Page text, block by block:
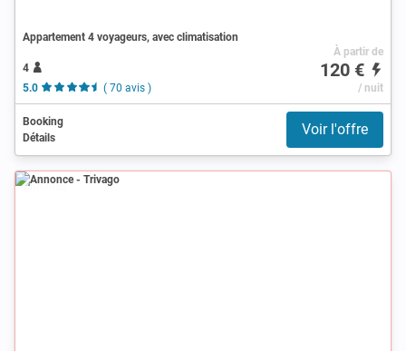
Appartement 4 voyageurs, avec climatisation
4
5.0
( 70 avis )
À partir de
120 €
/ nuit
Booking
Détails
Voir l'offre
Annonce